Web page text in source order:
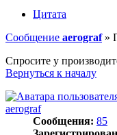
Цитата
Сообщение aerograf»
Спросите у
Вернуться к началу
aerograf
Сообщения: 85